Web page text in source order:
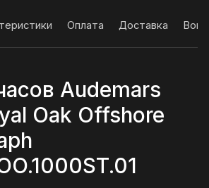
Оплата Доставка
Audemars
Oak Offshore